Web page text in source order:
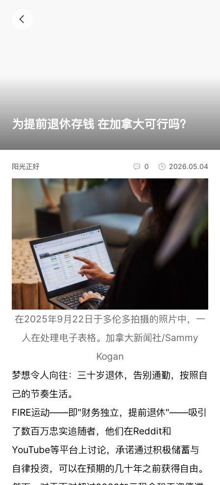
为提前退休存钱 在加拿大可行吗？
阳光正好 0 2026.05.04
在2025年9月22日于多伦多拍摄的照片中，一
人在处理电子表格。加拿大新闻社/Sammy
Kogan
梦想令人向往：三十岁退休，告别通勤，按照自
己的节奏生活。
FIRE运动——即"财务独立，提前退休"——吸引
了数百万忠实追随者，他们在Reddit和
YouTube等平台上讨论，承诺通过积极储蓄与
自律投资，可以在预期的几十年之前获得自由。